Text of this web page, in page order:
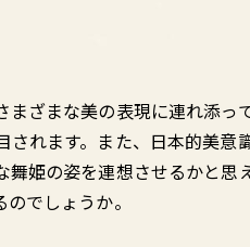
ざまな美の表現に連れ添
れます。また、日本的美意
舞姫の姿を連想させるかと
でしょうか。